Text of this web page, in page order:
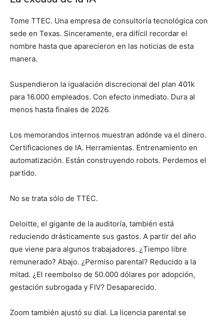
Tome TTEC. Una empresa de consultoría tecnológica con
sede en Texas. Sinceramente, era difícil recordar el
nombre hasta que aparecieron en las noticias de esta
manera.
Suspendieron la igualación discrecional del plan 401k
para 16.000 empleados. Con efecto inmediato. Dura al
menos hasta finales de 2026.
Los memorandos internos muestran adónde va el dinero.
Certificaciones de IA. Herramientas. Entrenamiento en
automatización. Están construyendo robots. Perdemos el
partido.
No se trata sólo de TTEC.
Deloitte, el gigante de la auditoría, también está
reduciendo drásticamente sus gastos. A partir del año
que viene para algunos trabajadores. ¿Tiempo libre
remunerado? Abajo. ¿Permiso parental? Reducido a la
mitad. ¿El reembolso de 50.000 dólares por adopción,
gestación subrogada y FIV? Desaparecido.
Zoom también ajustó su dial. La licencia parental se